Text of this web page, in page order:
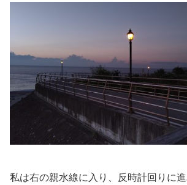
私は右の親水線に入り、反時計回りに